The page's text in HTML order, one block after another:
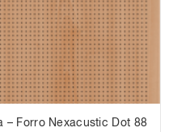
– Forro Nexacustic Dot 88